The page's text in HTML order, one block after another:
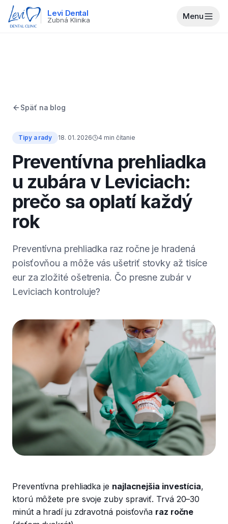
Levi Dental
Zubná Klinika Menu
Späť na blog
Tipy a rady 18. 01. 2026 4 min čítanie
Preventívna prehliadka
u zubára v Leviciach:
prečo sa oplatí každý
rok
Preventívna prehliadka raz ročne je hradená
poisťovňou a môže vás ušetriť stovky až tisíce
eur za zložité ošetrenia. Čo presne zubár v
Leviciach kontroluje?
Preventívna prehliadka je najlacnejšia investícia,
ktorú môžete pre svoje zuby spraviť. Trvá 20–30
minút a hradí ju zdravotná poisťovňa raz ročne